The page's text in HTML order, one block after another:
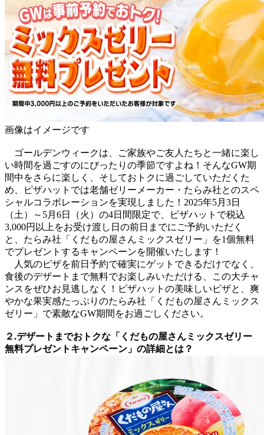
画像はイメージです
ゴールデンウィークは、ご家族やご友人たちと一緒に楽し
い時間を過ごすのにぴったりの季節ですよね！そんなGW期
間中をさらに楽しく、そしておトクに過ごしていただくた
め、ピザハットでは老舗ゼリーメーカー・たらみ社とのスペ
シャルコラボレーションを実現しました！2025年5月3日
（土）～5月6日（火）の4日間限定で、ピザハットで税込
3,000円以上をお受け渡し日の前日までにご予約いただく
と、たらみ社「くだもの屋さんミックスゼリー」を1個無料
でプレゼントするキャンペーンを開催いたします！
人気のピザを前日予約で確実にゲットできるだけでなく、
食後のデザートまで無料でお楽しみいただける、この大チャ
ンスをぜひお見逃しなく！ピザハットの美味しいピザと、爽
やかな果実感たっぷりのたらみ社「くだもの屋さんミックス
ゼリー」で素敵なGW期間をお過ごしください。
２.デザートまでおトクな「くだもの屋さんミックスゼリー
無料プレゼントキャンペーン」の詳細とは？